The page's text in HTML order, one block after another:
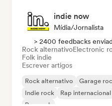
indie now
Mídia/Jornalista
> 2400 feedbacks
Rock alternativoElectronic
Folk indie
Escrever artigos
Rock alternativo Garage
Indie rock
Rap internacional